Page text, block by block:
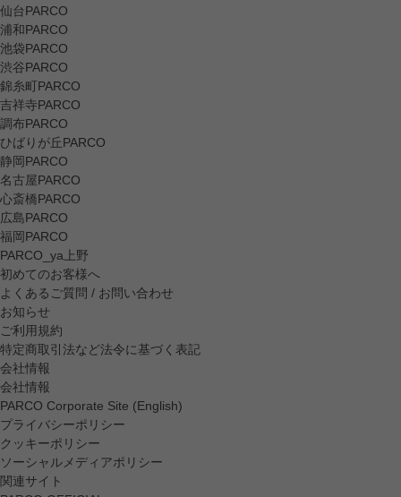
仙台PARCO
浦和PARCO
池袋PARCO
渋谷PARCO
錦糸町PARCO
吉祥寺PARCO
調布PARCO
ひばりが丘PARCO
静岡PARCO
名古屋PARCO
心斎橋PARCO
広島PARCO
福岡PARCO
PARCO_ya上野
初めてのお客様へ
よくあるご質問 / お問い合わせ
お知らせ
ご利用規約
特定商取引法など法令に基づく表記
会社情報
会社情報
PARCO Corporate Site (English)
プライバシーポリシー
クッキーポリシー
ソーシャルメディアポリシー
関連サイト